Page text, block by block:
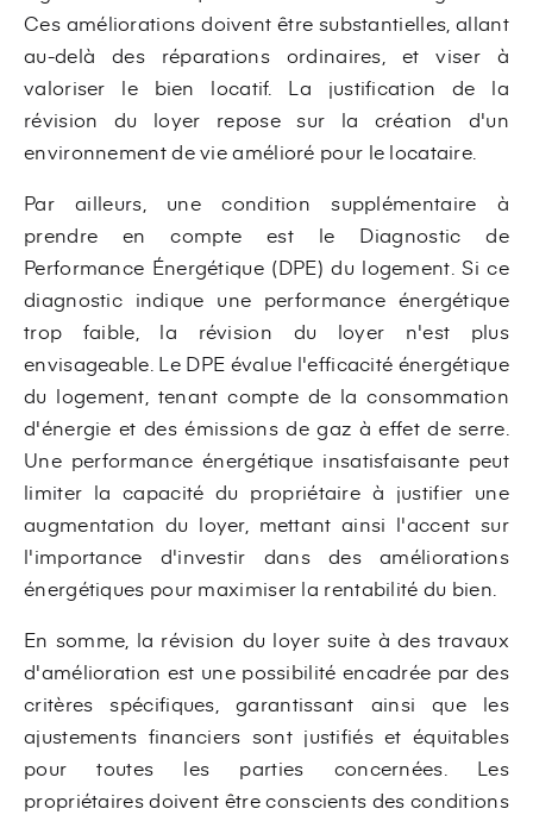
Ces améliorations doivent être substantielles, allant
au-delà des réparations ordinaires, et viser à
valoriser le bien locatif. La justification de la
révision du loyer repose sur la création d'un
environnement de vie amélioré pour le locataire.
Par ailleurs, une condition supplémentaire à
prendre en compte est le Diagnostic de
Performance Énergétique (DPE) du logement. Si ce
diagnostic indique une performance énergétique
trop faible, la révision du loyer n'est plus
envisageable. Le DPE évalue l'efficacité énergétique
du logement, tenant compte de la consommation
d'énergie et des émissions de gaz à effet de serre.
Une performance énergétique insatisfaisante peut
limiter la capacité du propriétaire à justifier une
augmentation du loyer, mettant ainsi l'accent sur
l'importance d'investir dans des améliorations
énergétiques pour maximiser la rentabilité du bien.
En somme, la révision du loyer suite à des travaux
d'amélioration est une possibilité encadrée par des
critères spécifiques, garantissant ainsi que les
ajustements financiers sont justifiés et équitables
pour toutes les parties concernées. Les
propriétaires doivent être conscients des conditions